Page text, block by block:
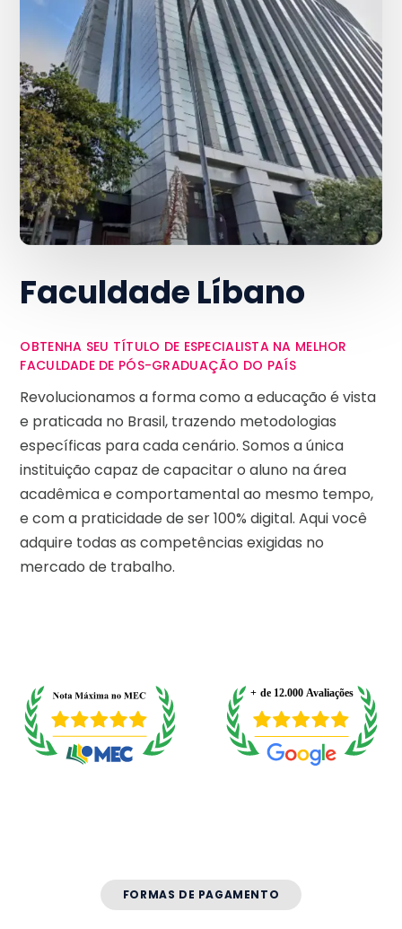
Faculdade Líbano
OBTENHA SEU TÍTULO DE ESPECIALISTA NA MELHOR
FACULDADE DE PÓS-GRADUAÇÃO DO PAÍS
Revolucionamos a forma como a educação é vista
e praticada no Brasil, trazendo metodologias
específicas para cada cenário. Somos a única
instituição capaz de capacitar o aluno na área
acadêmica e comportamental ao mesmo tempo,
e com a praticidade de ser 100% digital. Aqui você
adquire todas as competências exigidas no
mercado de trabalho.
FORMAS DE PAGAMENTO